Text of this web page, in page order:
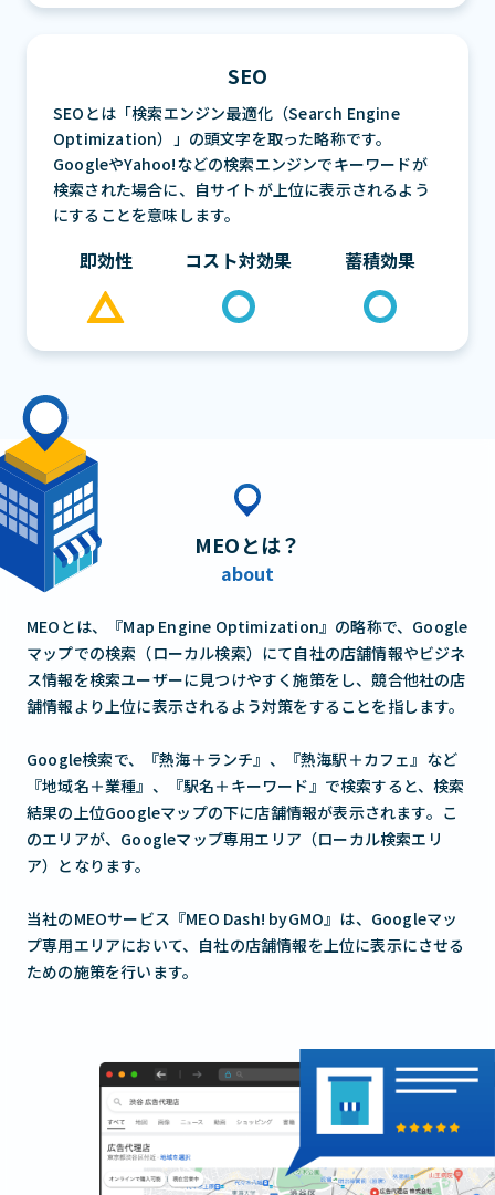
SEO
SEOとは「検索エンジン最適化（Search Engine
Optimization）」の頭文字を取った略称です。
GoogleやYahoo!などの検索エンジンでキーワードが
検索された場合に、自サイトが上位に表示されるよう
にすることを意味します。
即効性 コスト対効果 蓄積効果
MEOとは？
about
MEOとは、『Map Engine Optimization』の略称で、Google
マップでの検索（ローカル検索）にて自社の店舗情報やビジネ
ス情報を検索ユーザーに見つけやすく施策をし、競合他社の店
舗情報より上位に表示されるよう対策をすることを指します。
Google検索で、『熱海＋ランチ』、『熱海駅＋カフェ』など
『地域名＋業種』、『駅名＋キーワード』で検索すると、検索
結果の上位Googleマップの下に店舗情報が表示されます。こ
のエリアが、Googleマップ専用エリア（ローカル検索エリ
ア）となります。
当社のMEOサービス『MEO Dash! byGMO』は、Googleマッ
プ専用エリアにおいて、自社の店舗情報を上位に表示にさせる
ための施策を行います。